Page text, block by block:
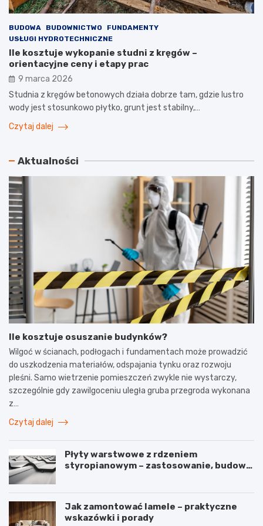
BUDOWA BUDOWNICTWO
FUNDAMENTY
USŁUGI HYDROTECHNICZNE
Ile kosztuje wykopanie studni z kręgów –
orientacyjne ceny i etapy prac
9 marca 2026
Studnia z kręgów betonowych działa dobrze tam, gdzie lustro
wody jest stosunkowo płytko, grunt jest stabilny,…
Czytaj dalej
Aktualności
Ile kosztuje osuszanie budynków?
Wilgoć w ścianach, podłogach i fundamentach może prowadzić
do uszkodzenia materiałów, odspajania tynku oraz rozwoju
pleśni. Samo wietrzenie pomieszczeń zwykle nie wystarczy,
szczególnie gdy zawilgoceniu uległa gruba przegroda wykonana
z…
Czytaj dalej
Płyty warstwowe z rdzeniem
styropianowym – zastosowanie, budowa
Jak zamontować lamele – praktyczne
wskazówki i porady